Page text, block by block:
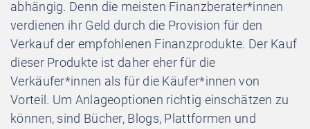
abhängig. Denn die meisten Finanzberater*innen
verdienen ihr Geld durch die Provision für den
Verkauf der empfohlenen Finanzprodukte. Der Kauf
dieser Produkte ist daher eher für die
Verkäufer*innen als für die Käufer*innen von
Vorteil. Um Anlageoptionen richtig einschätzen zu
können, sind Bücher, Blogs, Plattformen und